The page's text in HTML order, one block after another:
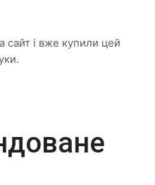
сайт і вже купили цей